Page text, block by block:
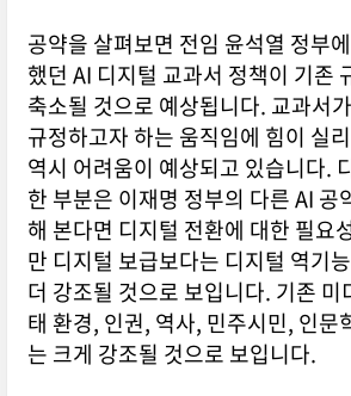
공약을 살펴보면 전임 윤석열 정부
했던 AI 디지털 교과서 정책이 기존
축소될 것으로 예상됩니다. 교과서
규정하고자 하는 움직임에 힘이 실
역시 어려움이 예상되고 있습니다.
한 부분은 이재명 정부의 다른 AI 공
해 본다면 디지털 전환에 대한 필요
만 디지털 보급보다는 디지털 역기
더 강조될 것으로 보입니다. 기존 미
태 환경, 인권, 역사, 민주시민, 인문
는 크게 강조될 것으로 보입니다.